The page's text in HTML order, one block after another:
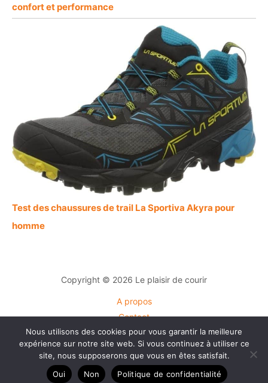
confort et performance
Test des chaussures de trail La Sportiva Akyra pour
homme
Copyright © 2026 Le plaisir de courir
A propos
Contact
Plan du site
Mentions légales
Politique de confidentialité
Nous utilisons des cookies pour vous garantir la meilleure
expérience sur notre site web. Si vous continuez à utiliser ce
site, nous supposerons que vous en êtes satisfait.
Oui
Non Politique de confidentialité